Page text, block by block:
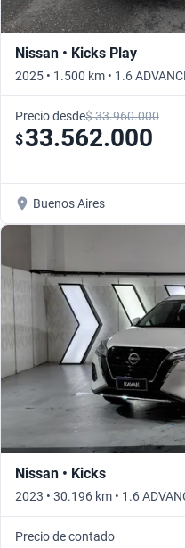
Nissan • Kicks Play
2025 • 1.500 km • 1.6
Precio desde$ 33.960.000
$33.562.000
Buenos Aires
Nissan • Kicks
2023 • 30.196 km • 1.6
Precio de contado